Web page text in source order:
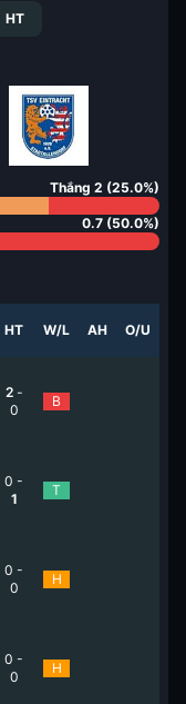
HT
Thắng 2 (25.0%)
0.7 (50.0%)
HT W/L AH O/U
2 -
0
B
0 -
1
T
0 -
0
H
0 -
0
H